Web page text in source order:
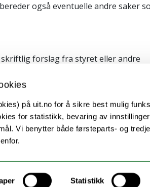
på uit.no for å sikre best mulig
for statistikk, bevaring av
Vi benytter både førsteparts- og
Statistikk
også eventuelle andre saker
forslag fra styret eller andre
Kantselskap
UiT